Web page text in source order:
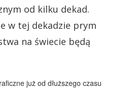
od kilku dekad.
w tej dekadzie prym
na świecie będą
już od dłuższego czasu